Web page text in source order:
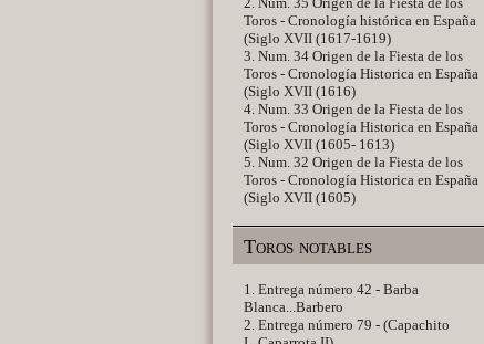
Toros - Cronología histórica en España
(Siglo XVII (1617-1619)
3. Num. 34 Origen de la Fiesta de los
Toros - Cronología Historica en España
(Siglo XVII (1616)
4. Num. 33 Origen de la Fiesta de los
Toros - Cronología Historica en España
(Siglo XVII (1605- 1613)
5. Num. 32 Origen de la Fiesta de los
Toros - Cronología Historica en España
(Siglo XVII (1605)
Toros notables
1. Entrega número 42 - Barba
Blanca...Barbero
2. Entrega número 79 - (Capachito